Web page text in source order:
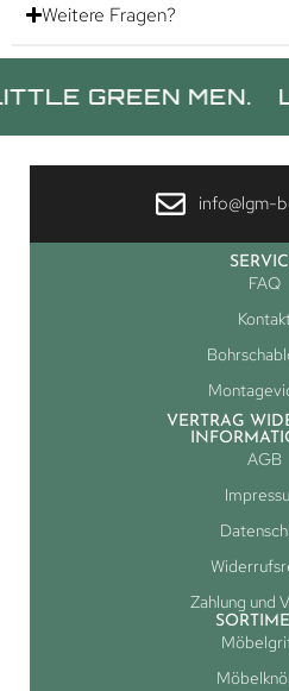
Weitere Fragen?
MEN. LITTLE
info@lgm-
FAQ
VERTRAG
AGB
Zahlung und